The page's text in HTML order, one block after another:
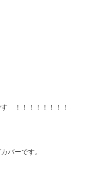
！！！！！！！！
バーです。